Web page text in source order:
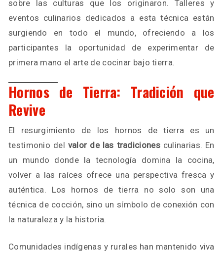
sobre las culturas que los originaron. Talleres y
eventos culinarios dedicados a esta técnica están
surgiendo en todo el mundo, ofreciendo a los
participantes la oportunidad de experimentar de
primera mano el arte de cocinar bajo tierra.
Hornos de Tierra: Tradición que
Revive
El resurgimiento de los hornos de tierra es un
testimonio del valor de las tradicionesculinarias. En
un mundo donde la tecnología domina la cocina,
volver a las raíces ofrece una perspectiva fresca y
auténtica. Los hornos de tierra no solo son una
técnica de cocción, sino un símbolo de conexión con
la naturaleza y la historia.
Comunidades indígenas y rurales han mantenido viva